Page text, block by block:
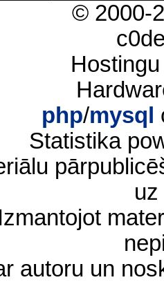
© 2000-
php/mysql
Statistika
autoru un